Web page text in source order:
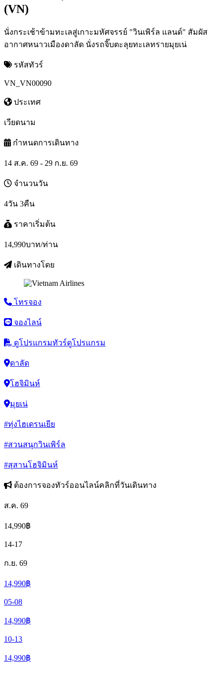
(VN)
นั่งกระเช้าข้ามทะเลสู่เกาะมหัศจรรย์ "วินเพิร์ล แลนด์" สัมผัส
อากาศหนาวเมืองดาลัด นั่งรถจิ๊บตะลุยทะเลทรายมุยเน่
รหัสทัวร์
VN_VN00090
ประเทศ
เวียดนาม
กำหนดการเดินทาง
14 ส.ค. 69 - 29 ก.ย. 69
จำนวนวัน
4วัน 3คืน
ราคาเริ่มต้น
14,990บาท/ท่าน
เดินทางโดย
โทรจอง
จองไลน์
ดูโปรแกรมทัวร์ดูโปรแกรม
ดาลัด
โฮจิมินห์
มุยเน่
#ทุ่งไฮเดรนเยีย
#สวนสนุกวินเพิร์ล
#สุสานโฮจิมินห์
ต้องการจองทัวร์ออนไลน์คลิกที่วันเดินทาง
ส.ค. 69
14,990฿
14-17
ก.ย. 69
14,990฿
05-08
14,990฿
10-13
14,990฿